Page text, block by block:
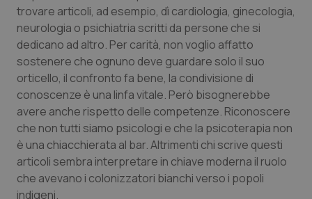
QS Pro
Professionisti Sanitari.AI
Abruzzo
Basilicata
Calabria
QS Pro Gold
Artrite & artrosi
Asma & BPCO
QS Club Newsletter
trovare articoli, ad esempio, dì cardiologia, ginecologia,
neurologia o psichiatria scritti da persone che si
dedicano ad altro. Per carità, non voglio affatto
sostenere che ognuno deve guardare solo il suo
orticello, il confronto fa bene, la condivisione di
conoscenze è una linfa vitale. Però bisognerebbe
avere anche rispetto delle competenze. Riconoscere
che non tutti siamo psicologi e che la psicoterapia non
è una chiacchierata al bar. Altrimenti chi scrive questi
articoli sembra interpretare in chiave moderna il ruolo
che avevano i colonizzatori bianchi verso i popoli
indigeni.